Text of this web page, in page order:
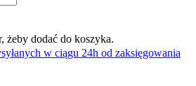
żeby dodać do koszyka.
w ciągu 24h od zaksięgowania